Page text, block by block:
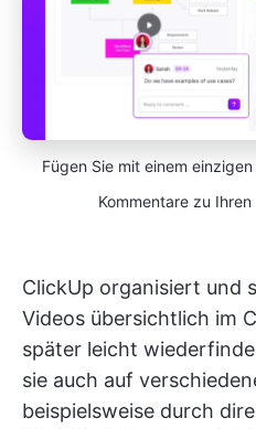
Fügen Sie mit einem
Kommentare zu
ClickUp organisiert und
Videos übersichtlich im
später leicht
sie auch auf
beispielsweise durch